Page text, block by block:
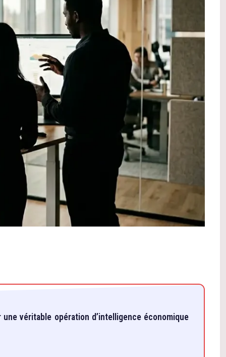
véritable opération d’intelligence économique